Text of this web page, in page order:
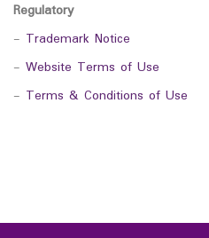
Regulatory
- Trademark Notice
- Website Terms of Use
- Terms & Conditions of Use